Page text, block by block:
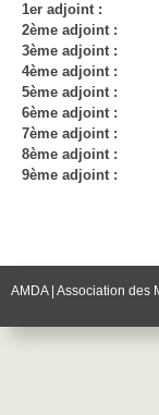
1er adjoint :
2ème adjoint :
3ème adjoint :
4ème adjoint :
5ème adjoint :
6ème adjoint :
7ème adjoint :
8ème adjoint :
9ème adjoint :
AMDA | Association des